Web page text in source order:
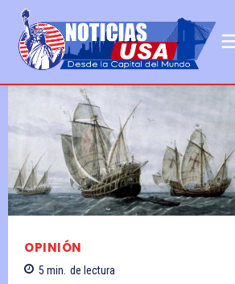
OPINIÓN
5 min. de lectura